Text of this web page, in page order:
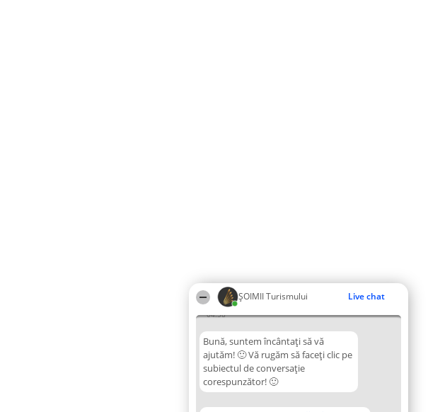
ȘOIMII Turismului Live chat
04:38
Bună, suntem încântați să vă
ajutăm! 🙂 Vă rugăm să faceți clic pe
subiectul de conversație
corespunzător! 🙂